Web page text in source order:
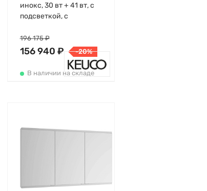
инокс, 30 вт + 41 вт, с
подсветкой, с
156 940 ₽
196 175 ₽
-20%
В наличии на складе